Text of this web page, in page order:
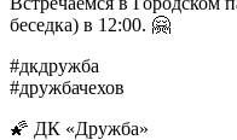
беседка) в 12:00. 🤗
#дкдружба
#дружбачехов
🌠 ДК «Дружба»